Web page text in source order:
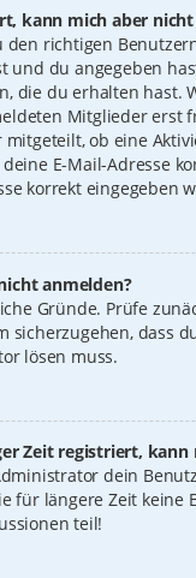
kann mich aber
richtigen
und du angegeben
die du erhalten hast.
Mitglieder erst
ob eine
E-Mail-Adresse
korrekt eingegeben
anmelden?
Gründe. Prüfe
sicherzugehen, dass
lösen muss.
Zeit registriert,
dein
für längere Zeit
teil!